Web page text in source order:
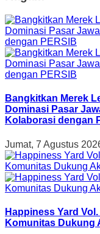
Bangkitkan Merek
Dominasi Pasar
Kolaborasi dengan
Jumat, 7 Agustus
Happiness Yard
Komunitas Dukung